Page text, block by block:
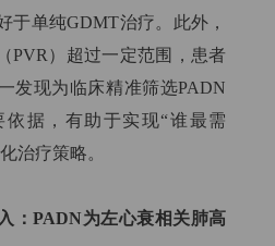
于单纯GDMT治疗。此外，
PVR）超过一定范围，患者
发现为临床精准筛选PADN
据，有助于实现“谁最需
治疗策略。
：PADN为左心衰相关肺高